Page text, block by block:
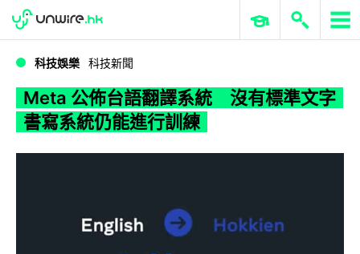
WWDC 2026 ERP 與商業 AI
科技娛樂 科技新聞
Meta 公佈台語翻譯系統 沒有標準文字
書寫系統仍能進行訓練